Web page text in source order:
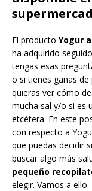
El producto Yogur
ha adquirido
tengas esas
o si tienes ganas
quieras ver cómo
mucha sal y/o si es
etcétera. En este
con respecto a
que puedas decidir
buscar algo más
pequeño
elegir. Vamos a ello.